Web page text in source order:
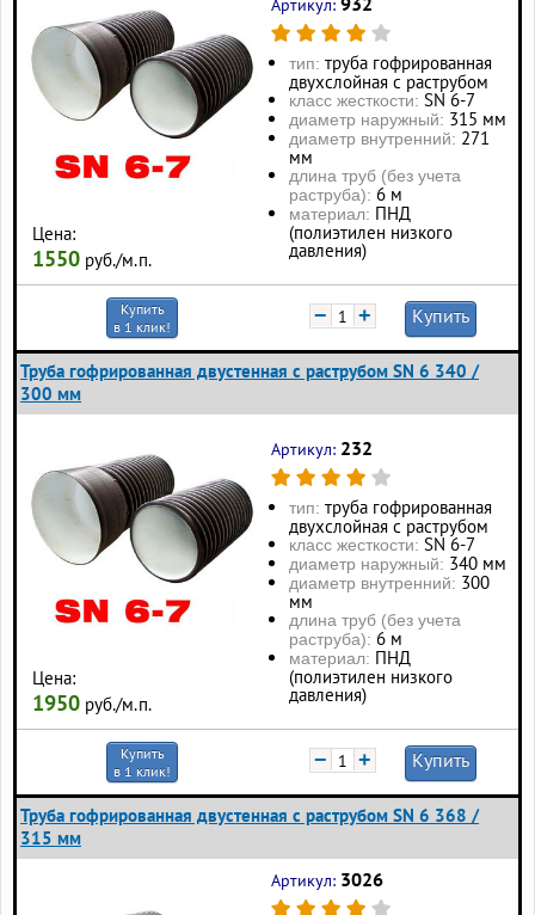
Цена:
1550 руб./м.п.
Артикул:
тип: труба гофрированная
двухслойная с раструбом
класс жесткости: SN 6-7
диаметр наружный: 315 мм
диаметр внутренний: 271
мм
длина труб (без учета
раструба): 6 м
материал: ПНД
(полиэтилен низкого
давления)
Купить
в 1 клик!
− + Купить
Труба гофрированная двустенная с раструбом SN 6 340 /
300 мм
Цена:
1950 руб./м.п.
Артикул: 232
тип: труба гофрированная
двухслойная с раструбом
класс жесткости: SN 6-7
диаметр наружный: 340 мм
диаметр внутренний: 300
мм
длина труб (без учета
раструба): 6 м
материал: ПНД
(полиэтилен низкого
давления)
Купить
в 1 клик!
− + Купить
Труба гофрированная двустенная с раструбом SN 6 368 /
315 мм
Артикул: 3026